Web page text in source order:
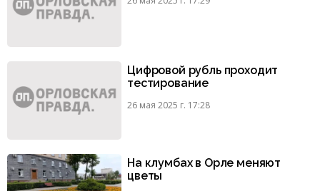
Цифровой рубль проходит
тестирование
26 мая 2025 г. 17:28
На клумбах в Орле меняют
цветы